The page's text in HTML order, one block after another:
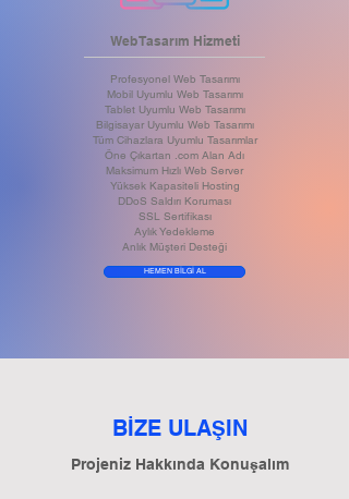
Web Tasarım Hizmeti
Profesyonel Web Tasarımı
Mobil Uyumlu Web Tasarımı
Tablet Uyumlu Web Tasarımı
Bilgisayar Uyumlu Web Tasarımı
Tüm Cihazlara Uyumlu Tasarımlar
Öne Çıkartan .com Alan Adı
Maksimum Hızlı Web Server
Yüksek Kapasiteli Hosting
DDoS Saldırı Koruması
SSL Sertifikası
Aylık Yedekleme
Anlık Müşteri Desteği
HEMEN BİLGİ AL
BİZE ULAŞIN
Projeniz Hakkında Konuşalım